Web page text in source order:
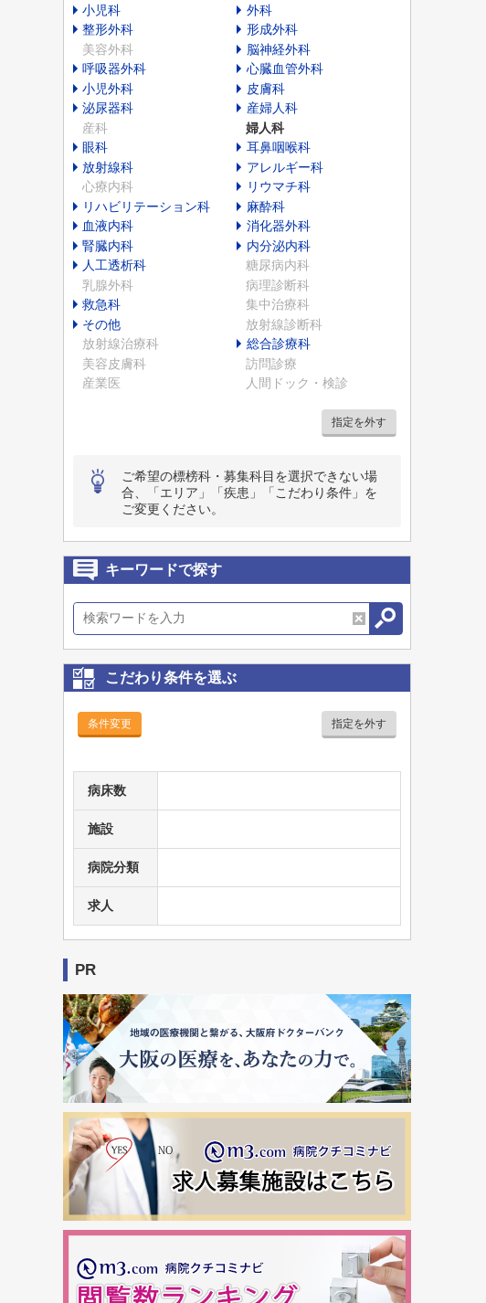
小児科
外科
整形外科
形成外科
美容外科
脳神経外科
呼吸器外科
心臓血管外科
小児外科
皮膚科
泌尿器科
産婦人科
産科
婦人科
眼科
耳鼻咽喉科
放射線科
アレルギー科
心療内科
リウマチ科
リハビリテーション科
麻酔科
血液内科
消化器外科
腎臓内科
内分泌内科
人工透析科
糖尿病内科
乳腺外科
病理診断科
救急科
集中治療科
その他
放射線診断科
放射線治療科
総合診療科
美容皮膚科
訪問診療
産業医
人間ドック・検診
指定を外す
ご希望の標榜科・募集科目を選択できない場
合、「エリア」「疾患」「こだわり条件」を
ご変更ください。
キーワードで探す
こだわり条件を選ぶ
条件変更 指定を外す
病床数
施設
病院分類
求人
PR